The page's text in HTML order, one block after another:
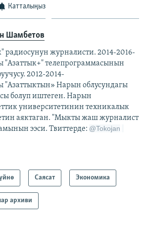
Катталыңыз
Шамбетов
радиосунун журналисти. 2014-2016-
"Азаттык+" телепрограммасынын
2012-2014-
"Азаттыктын» Нарын облусундагы
болуп иштеген. Нарын
университетинин техникалык
аяктаган. "Мыкты жаш журналист
ээси. Твиттерде: @Tokojan
Саясат Экономика
архиви